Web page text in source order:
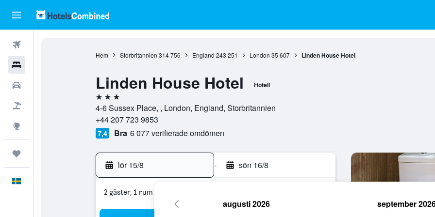
Hem Storbritannien 314 756 England 243 251 London 35 607 Linden House Hotel
Linden House Hotel Hotell
3 stjärnor
4-6 Sussex Place, , London, England, Storbritannien
+44 207 723 9853
7,4 Bra 6 077 verifierade omdömen
lör 15/8 - sön 16/8
2 gäster, 1 rum
augusti 2026 september